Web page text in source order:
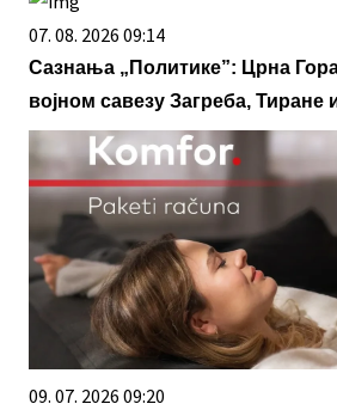
07. 08. 2026 09:14
Сазнања „Политике”: Црна
војном савезу Загреба,
09. 07. 2026 09:20